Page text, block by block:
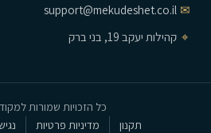
✉
support@mekudeshet.co.il
⌖ קהילות יעקב 19, בני ברק
כל הזכויות שמורות למקודשת
תקנון
מדיניות פרטיות